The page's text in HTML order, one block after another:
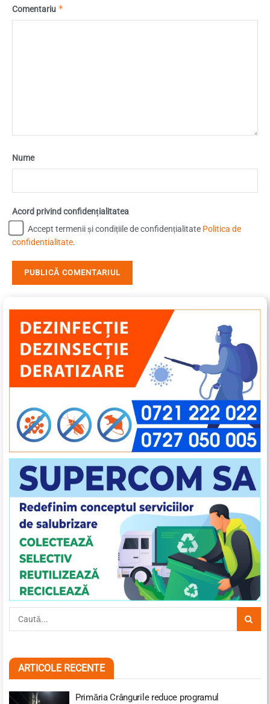
Comentariu *
Nume
Acord privind confidențialitatea
Accept termenii și condițiile de confidențialitate Politica de
confidentialitate.
ARTICOLE RECENTE
Primăria Crângurile reduce programul